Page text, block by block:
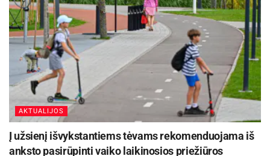
AKTUALIJOS
Į užsienį išvykstantiems tėvams rekomenduojama iš
anksto pasirūpinti vaiko laikinosios priežiūros